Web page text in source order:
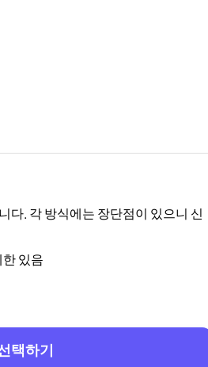
다. 각 방식에는 장단점이 있으니 신
있음
택하기